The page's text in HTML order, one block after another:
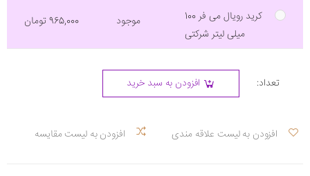
کرید رویال می فر 100
میلی لیتر شرکتی
موجود 965,000 تومان
تعداد: افزودن به سبد خرید
افزودن به لیست علاقه مندی افزودن به لیست مقایسه